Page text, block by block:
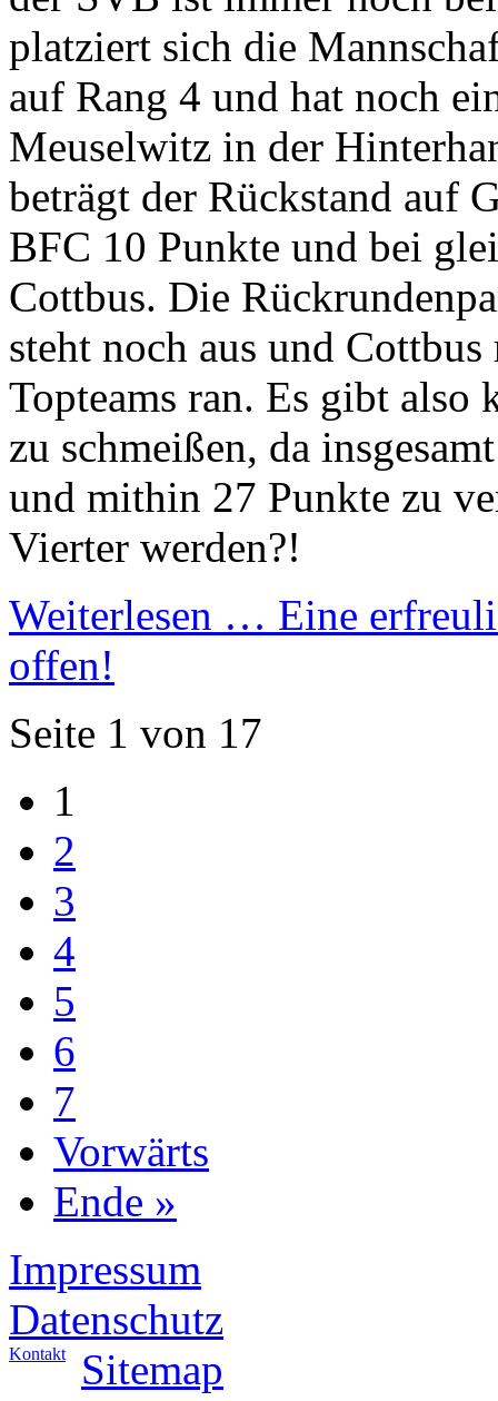
platziert sich die
auf Rang 4 und hat noch
Meuselwitz in der
beträgt der Rückstand auf
BFC 10 Punkte und bei
Cottbus. Die
steht noch aus und
Topteams ran. Es gibt
zu schmeißen, da
und mithin 27 Punkte zu
Vierter werden?!
Weiterlesen … Eine
offen!
Seite 1 von 17
1
2
3
4
5
6
7
Vorwärts
Ende »
Impressum
Datenschutz
Kontakt Sitemap